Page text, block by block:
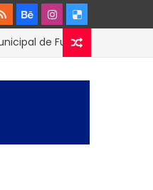
Futsal em Tenório-PB